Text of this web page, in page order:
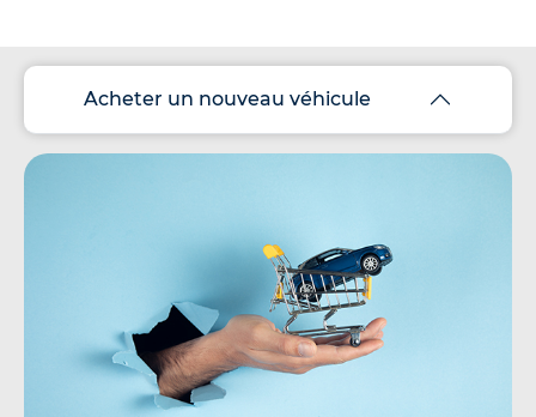
Acheter un nouveau véhicule